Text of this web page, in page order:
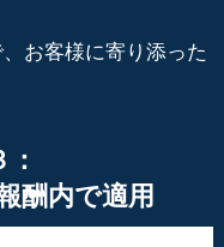
お客様に寄り添った
酬内で適用